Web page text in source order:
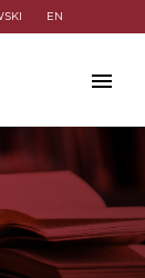
EN